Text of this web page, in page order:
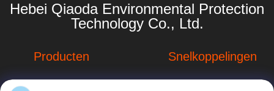
Hebei Qiaoda Environmental Protection
Technology Co., Ltd.
Producten
Stofverzamelsystemen
Snelkoppelingen
Bedrijfprofiel